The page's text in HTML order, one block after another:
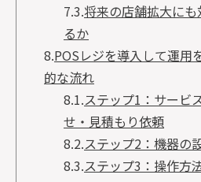
7.3.将来の店舗拡大に
るか
8.POSレジを導入して運用
的な流れ
8.1.ステップ1：サービ
せ・見積もり依頼
8.2.ステップ2：機器の
8.3.ステップ3：操作方